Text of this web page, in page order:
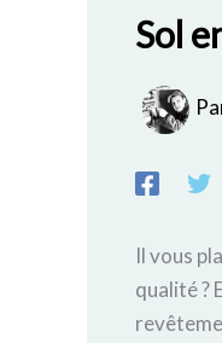
Sol
Il vous
qualité ?